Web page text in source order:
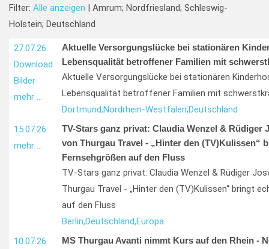
Filter: Alle anzeigen | Amrum; Nordfriesland; Schleswig-
Holstein; Deutschland
27.07.26
Download
Bilder
mehr …
Aktuelle Versorgungslücke bei stationären
Lebensqualität betroffener Familien mit
Aktuelle Versorgungslücke bei stationären
Lebensqualität betroffener Familien mit
Dortmund;Nordrhein-Westfalen;Deutschland
15.07.26
mehr …
TV-Stars ganz privat: Claudia Wenzel & Rüdiger
von Thurgau Travel - „Hinter den (TV)Kulissen“
Fernsehgrößen auf den Fluss
TV-Stars ganz privat: Claudia Wenzel & Rüdiger
Thurgau Travel - „Hinter den (TV)Kulissen“ bringt
auf den Fluss
Berlin,Deutschland,Europa
10.07.26
MS Thurgau Avanti nimmt Kurs auf den Rhein -